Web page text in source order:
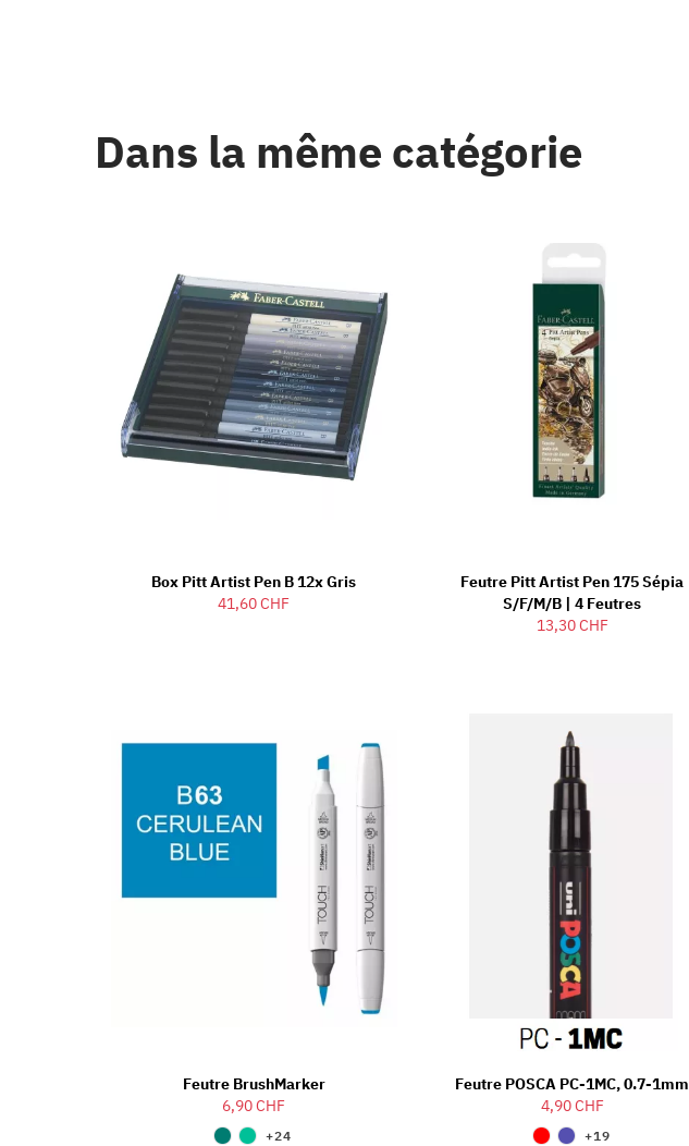
Dans la même catégorie
Box Pitt Artist Pen B 12x Gris
41,60 CHF
Feutre Pitt Artist Pen 175 Sépia
S/F/M/B | 4 Feutres
13,30 CHF
Feutre BrushMarker
6,90 CHF
+24
Feutre POSCA PC-1MC, 0.7-1mm
4,90 CHF
+19